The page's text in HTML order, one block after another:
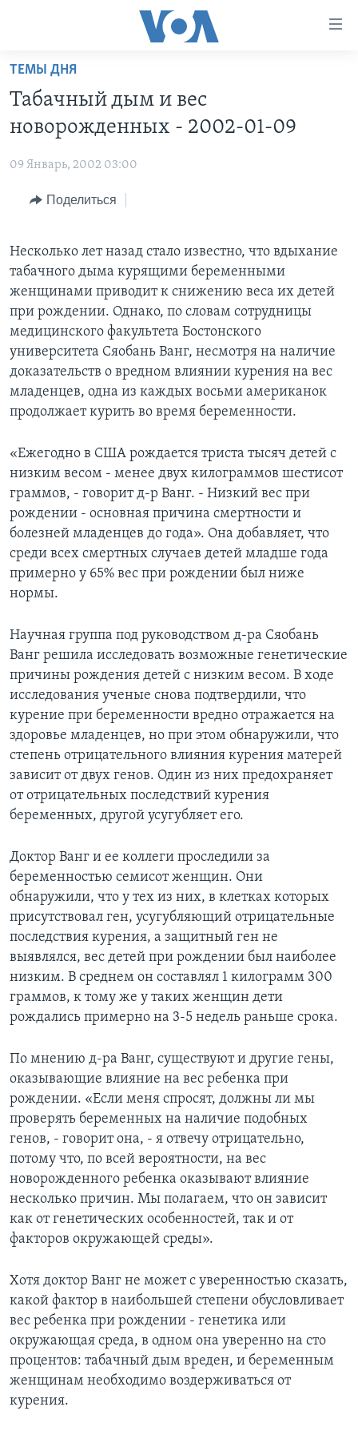
Перейти
основной
контент
Перейти
навигации
поиск
ГЛАВНОЕ
НОВОСТИ ЗА МИНУТУ
ИТОГИ
ДИСКУССИЯ VOA
ДЕТАЛИ
НЬЮ-ЙОРК NEW YORK
АМЕРИКА. БОЛЬШОЕ ПУТЕШЕСТВИЕ
ПРОЕКТЫ
УЧИМ АНГЛИЙСКИЙ
НАША АМЕРИКАНСКАЯ ИСТОРИЯ
АРТЕФАКТЫ
АМЕРИКАНСКИЕ ГОРОДКИ
ТЕСТЫ
ЭКСПЕРТИЗА
ИНТЕРВЬЮ
ЗА СВОБОДУ ПРЕССЫ
УЧИМ АНГЛИЙСКИЙ
ВИДЕО
ПОДПИСКА НА НОВОСТИ
Learning English
ТЕМЫ ДНЯ
Табачный дым и вес
новорожденных - 2002-01-09
09 Январь, 2002 03:00
Поделиться
Несколько лет назад стало известно, что вдыхание
табачного дыма курящими беременными
женщинами приводит к снижению веса их детей
при рождении. Однако, по словам сотрудницы
медицинского факультета Бостонского
университета Сяобань Ванг, несмотря на наличие
доказательств о вредном влиянии курения на вес
младенцев, одна из каждых восьми американок
продолжает курить во время беременности.
«Ежегодно в США рождается триста тысяч детей с
низким весом - менее двух килограммов шестисот
граммов, - говорит д-р Ванг. - Низкий вес при
рождении - основная причина смертности и
болезней младенцев до года». Она добавляет, что
среди всех смертных случаев детей младше года
примерно у 65% вес при рождении был ниже
нормы.
Научная группа под руководством д-ра Сяобань
Ванг решила исследовать возможные генетические
причины рождения детей с низким весом. В ходе
исследования ученые снова подтвердили, что
курение при беременности вредно отражается на
здоровье младенцев, но при этом обнаружили, что
степень отрицательного влияния курения матерей
зависит от двух генов. Один из них предохраняет
от отрицательных последствий курения
беременных, другой усугубляет его.
Доктор Ванг и ее коллеги проследили за
беременностью семисот женщин. Они
обнаружили, что у тех из них, в клетках которых
присутствовал ген, усугубляющий отрицательные
последствия курения, а защитный ген не
выявлялся, вес детей при рождении был наиболее
низким. В среднем он составлял 1 килограмм 300
граммов, к тому же у таких женщин дети
рождались примерно на 3-5 недель раньше срока.
По мнению д-ра Ванг, существуют и другие гены,
оказывающие влияние на вес ребенка при
рождении. «Если меня спросят, должны ли мы
проверять беременных на наличие подобных
генов, - говорит она, - я отвечу отрицательно,
потому что, по всей вероятности, на вес
новорожденного ребенка оказывают влияние
несколько причин. Мы полагаем, что он зависит
как от генетических особенностей, так и от
факторов окружающей среды».
Хотя доктор Ванг не может с уверенностью сказать,
какой фактор в наибольшей степени обусловливает
вес ребенка при рождении - генетика или
окружающая среда, в одном она уверенно на сто
процентов: табачный дым вреден, и беременным
женщинам необходимо воздерживаться от
курения.